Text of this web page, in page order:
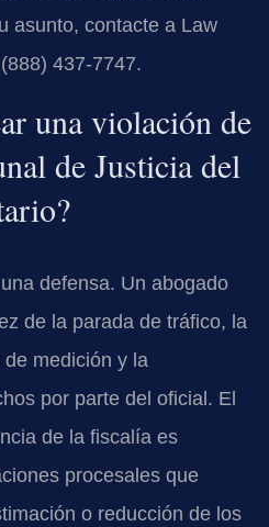
asunto, contacte a Law
437-7747.
una violación de
de Justicia del
defensa. Un abogado
de la parada de tráfico, la
medición y la
por parte del oficial. El
de la fiscalía es
procesales que
o reducción de los